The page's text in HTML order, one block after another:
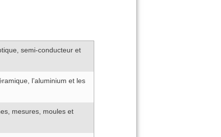
semi-conducteur et
l’aluminium et les
mesures, moules et